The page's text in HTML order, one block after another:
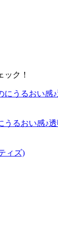
ク！
うるおい感♪
ィズ)